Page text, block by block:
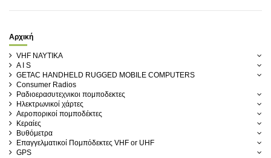
Αρχική
VHF ΝΑΥΤΙΚΑ
A I S
GETAC HANDHELD RUGGED MOBILE COMPUTERS
Consumer Radios
Ραδιοερασυτεχνικοι πομποδεκτες
Ηλεκτρωνικοί χάρτες
Αεροπορικοί πομποδέκτες
Κεραίες
Βυθόμετρα
Επαγγελματικοί Πομπόδεκτες VHF or UHF
GPS